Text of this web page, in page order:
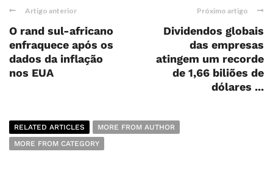
Artigo anterior
O rand sul-africano
enfraquece após os
dados da inflação
nos EUA
Próximo artigo
Dividendos globais
das empresas
atingem um recorde
de 1,66 biliões de
dólares ...
RELATED ARTICLES
MORE FROM AUTHOR
MORE FROM CATEGORY